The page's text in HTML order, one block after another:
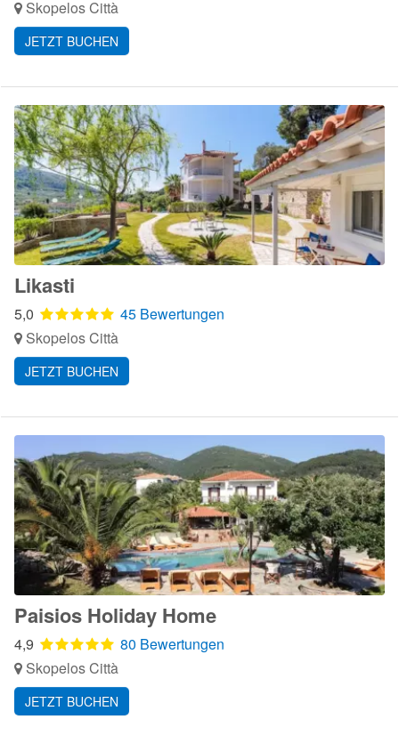
Skopelos Città
JETZT BUCHEN
Likasti
5,0
45 Bewertungen
Skopelos Città
JETZT BUCHEN
Paisios Holiday Home
4,9
80 Bewertungen
Skopelos Città
JETZT BUCHEN